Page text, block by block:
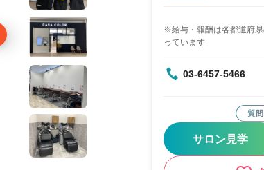
※給与・報酬は各都道府
っています
03-6457-5466
サロン見学